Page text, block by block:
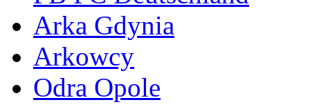
Arka Gdynia
Arkowcy
Odra Opole